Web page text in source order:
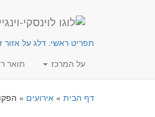
תפריט ראשי. דלג על אזור
על המרכז
תואר
דף הבית » אירועים »